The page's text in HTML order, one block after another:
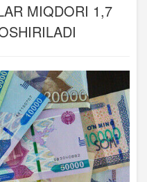
MIQDORI 1,7